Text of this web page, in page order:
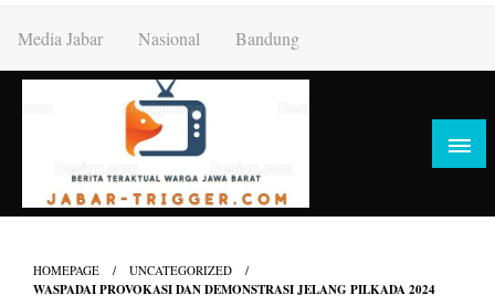
content
Media Jabar Nasional Bandung
HOMEPAGE UNCATEGORIZED
WASPADAI PROVOKASI DAN DEMONSTRASI JELANG PILKADA 2024